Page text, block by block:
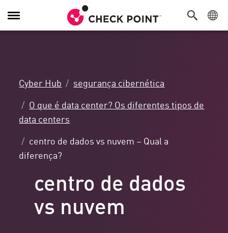
Alternar
navegação
Cyber Hub
segurança cibernética
O que é data center? Os diferentes tipos de
data centers
centro de dados vs nuvem – Qual a
diferença?
centro de dados
vs nuvem